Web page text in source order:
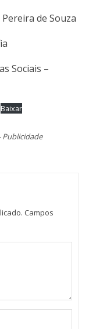
de Souza
Sociais –
Baixar
Publicidade
Campos